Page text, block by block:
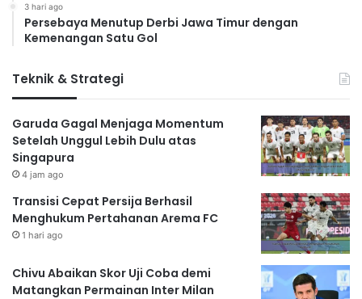
3 hari ago
Persebaya Menutup Derbi Jawa Timur dengan
Kemenangan Satu Gol
Teknik & Strategi
Garuda Gagal Menjaga Momentum
Setelah Unggul Lebih Dulu atas
Singapura
4 jam ago
Transisi Cepat Persija Berhasil
Menghukum Pertahanan Arema FC
1 hari ago
Chivu Abaikan Skor Uji Coba demi
Matangkan Permainan Inter Milan